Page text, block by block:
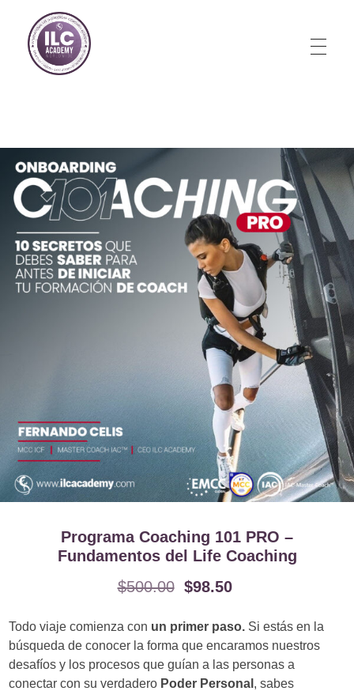
Programa Coaching 101 PRO –
Fundamentos del Life Coaching
$500.00 $98.50
Todo viaje comienza con un primer paso. Si estás en la
búsqueda de conocer la forma que encaramos nuestros
desafíos y los procesos que guían a las personas a
conectar con su verdadero Poder Personal , sabes